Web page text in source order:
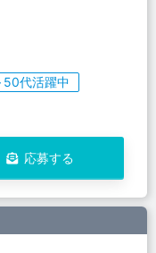
代活躍中
応募する